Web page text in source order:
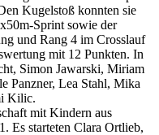
Kugelstoß konnten sie
Sprint sowie der
und Rang 4 im Crosslauf
mit 12 Punkten. In
Simon Jawarski, Miriam
Panzner, Lea Stahl, Mika
Kilic.
mit Kindern aus
Es starteten Clara Ortlieb,